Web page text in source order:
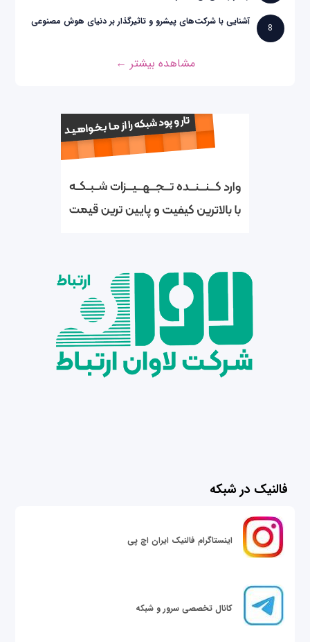
8
آشنایی با شرکت‌های پیشرو و تاثیرگذار بر دنیای هوش مصنوعی
مشاهده بیشتر ←
فالنیک در شبکه
اینستاگرام فالنیک ایران اچ پی
کانال تخصصی سرور و شبکه